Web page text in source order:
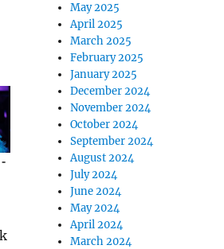
May 2025
April 2025
March 2025
February 2025
January 2025
December 2024
November 2024
October 2024
September 2024
August 2024
July 2024
June 2024
May 2024
April 2024
March 2024